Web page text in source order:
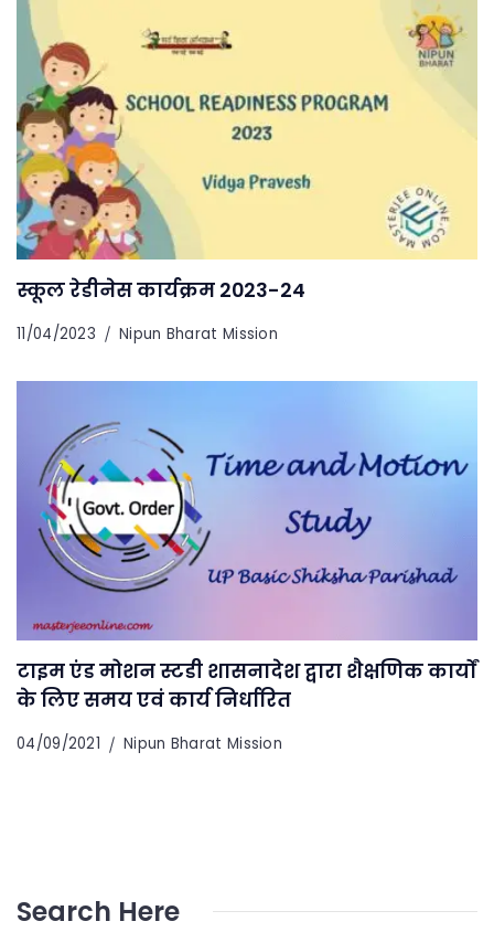
स्कूल रेडीनेस कार्यक्रम 2023-24
11/04/2023 Nipun Bharat Mission
टाइम एंड मोशन स्टडी शासनादेश द्वारा शैक्षणिक कार्यों
के लिए समय एवं कार्य निर्धारित
04/09/2021 Nipun Bharat Mission
Search Here